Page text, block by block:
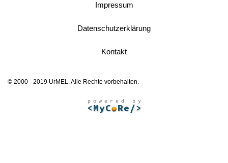
Impressum
Datenschutzerklärung
Kontakt
© 2000 - 2019 UrMEL. Alle Rechte vorbehalten.